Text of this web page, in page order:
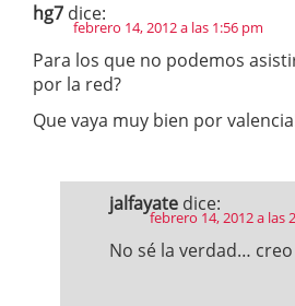
hg7 dice:
febrero 14, 2012 a las 1:56 pm
Para los que no podemos
por la red?
Que vaya muy bien por
jalfayate dice:
febrero 14, 2012 a las
No sé la verdad…